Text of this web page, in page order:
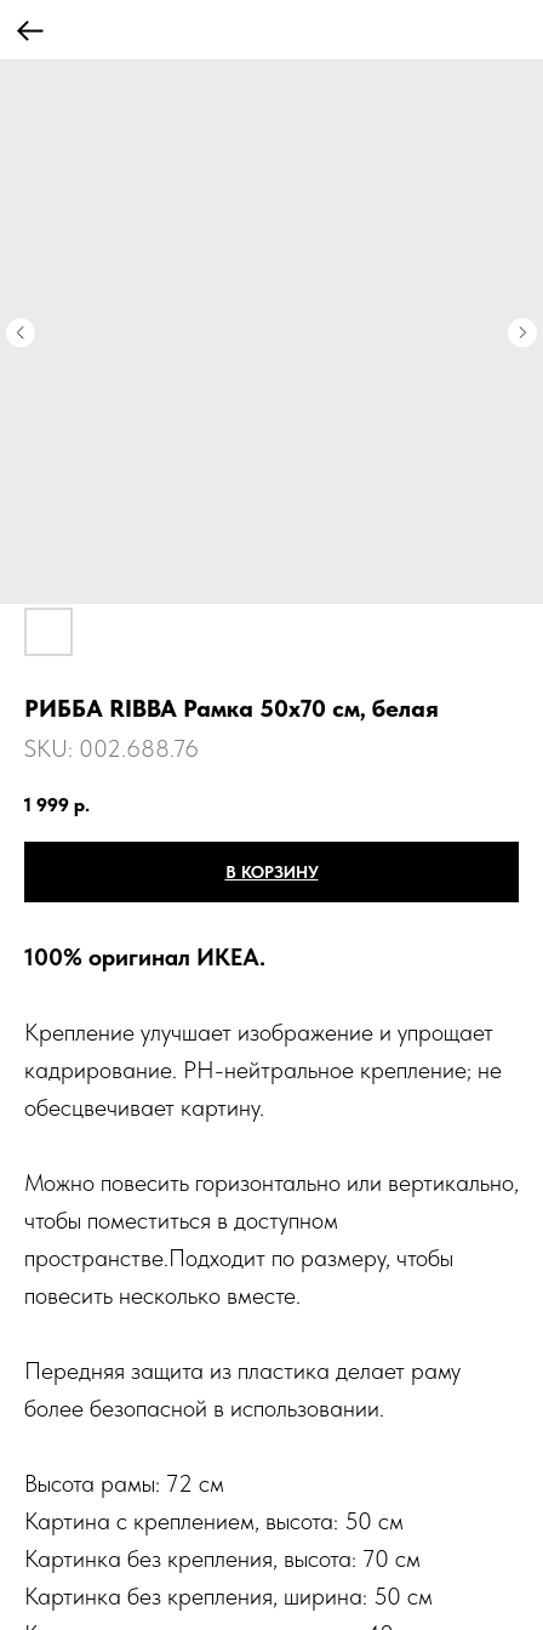
РИББА RIBBA Рамка 50x70 см, белая
SKU: 002.688.76
1 999 р.
В КОРЗИНУ
100% оригинал ИКЕА.
Крепление улучшает изображение и упрощает
кадрирование. PH-нейтральное крепление; не
обесцвечивает картину.
Можно повесить горизонтально или вертикально,
чтобы поместиться в доступном
пространстве.Подходит по размеру, чтобы
повесить несколько вместе.
Передняя защита из пластика делает раму
более безопасной в использовании.
Высота рамы: 72 см
Картина с креплением, высота: 50 см
Картинка без крепления, высота: 70 см
Картинка без крепления, ширина: 50 см